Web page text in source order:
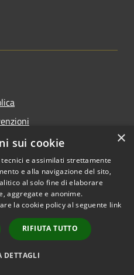
×
sui cookie
e assimilati strettamente
e alla navigazione del sito,
al solo fine di elaborare
aggregate e anonime.
la cookie policy al seguente link
RIFIUTA TUTTO
DETTAGLI